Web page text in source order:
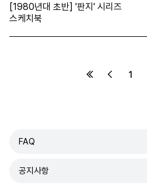
[1980년대 초반] '판지' 시리즈
스케치북
1
FAQ
공지사항